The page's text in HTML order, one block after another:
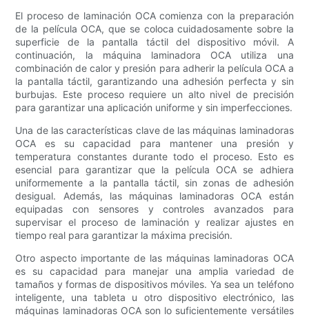
El proceso de laminación OCA comienza con la preparación
de la película OCA, que se coloca cuidadosamente sobre la
superficie de la pantalla táctil del dispositivo móvil. A
continuación, la máquina laminadora OCA utiliza una
combinación de calor y presión para adherir la película OCA a
la pantalla táctil, garantizando una adhesión perfecta y sin
burbujas. Este proceso requiere un alto nivel de precisión
para garantizar una aplicación uniforme y sin imperfecciones.
Una de las características clave de las máquinas laminadoras
OCA es su capacidad para mantener una presión y
temperatura constantes durante todo el proceso. Esto es
esencial para garantizar que la película OCA se adhiera
uniformemente a la pantalla táctil, sin zonas de adhesión
desigual. Además, las máquinas laminadoras OCA están
equipadas con sensores y controles avanzados para
supervisar el proceso de laminación y realizar ajustes en
tiempo real para garantizar la máxima precisión.
Otro aspecto importante de las máquinas laminadoras OCA
es su capacidad para manejar una amplia variedad de
tamaños y formas de dispositivos móviles. Ya sea un teléfono
inteligente, una tableta u otro dispositivo electrónico, las
máquinas laminadoras OCA son lo suficientemente versátiles